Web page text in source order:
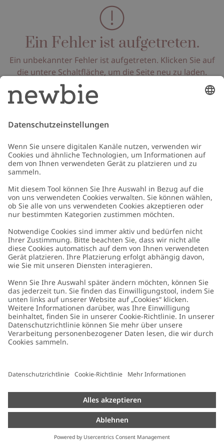
Ein Fehler ist aufgetreten.
Ein unbekannter Fehler ist aufgetreten. Klicken Sie auf
die untere Schaltfläche, um die Seite neu zu laden.
Seite neu laden